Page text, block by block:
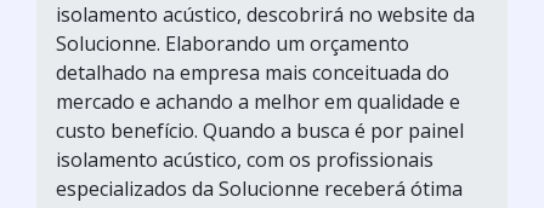
isolamento acústico, descobrirá no website da
Solucionne. Elaborando um orçamento
detalhado na empresa mais conceituada do
mercado e achando a melhor em qualidade e
custo benefício. Quando a busca é por painel
isolamento acústico, com os profissionais
especializados da Solucionne receberá ótima